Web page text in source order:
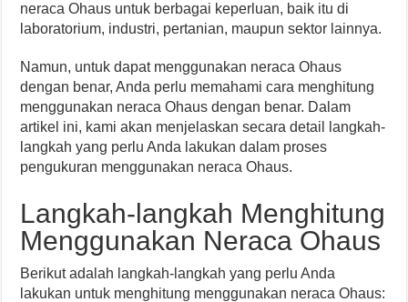
neraca Ohaus untuk berbagai keperluan, baik itu di
laboratorium, industri, pertanian, maupun sektor lainnya.
Namun, untuk dapat menggunakan neraca Ohaus
dengan benar, Anda perlu memahami cara menghitung
menggunakan neraca Ohaus dengan benar. Dalam
artikel ini, kami akan menjelaskan secara detail langkah-
langkah yang perlu Anda lakukan dalam proses
pengukuran menggunakan neraca Ohaus.
Langkah-langkah Menghitung
Menggunakan Neraca Ohaus
Berikut adalah langkah-langkah yang perlu Anda
lakukan untuk menghitung menggunakan neraca Ohaus: